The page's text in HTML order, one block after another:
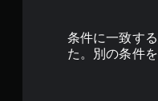
条件に一致す
た。別の条件